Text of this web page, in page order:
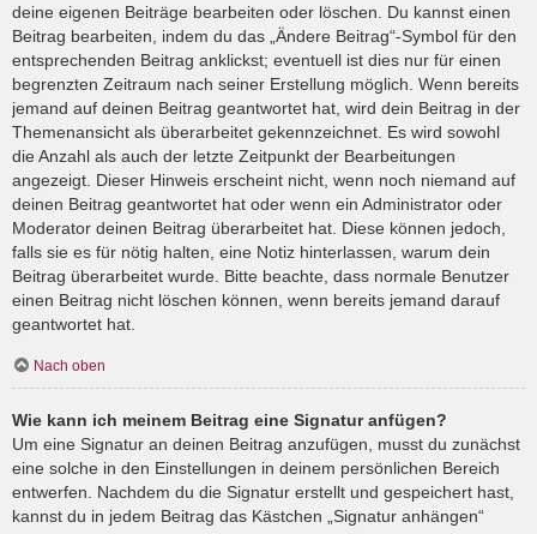
deine eigenen Beiträge bearbeiten oder löschen. Du kannst einen
Beitrag bearbeiten, indem du das „Ändere Beitrag“-Symbol für den
entsprechenden Beitrag anklickst; eventuell ist dies nur für einen
begrenzten Zeitraum nach seiner Erstellung möglich. Wenn bereits
jemand auf deinen Beitrag geantwortet hat, wird dein Beitrag in der
Themenansicht als überarbeitet gekennzeichnet. Es wird sowohl
die Anzahl als auch der letzte Zeitpunkt der Bearbeitungen
angezeigt. Dieser Hinweis erscheint nicht, wenn noch niemand auf
deinen Beitrag geantwortet hat oder wenn ein Administrator oder
Moderator deinen Beitrag überarbeitet hat. Diese können jedoch,
falls sie es für nötig halten, eine Notiz hinterlassen, warum dein
Beitrag überarbeitet wurde. Bitte beachte, dass normale Benutzer
einen Beitrag nicht löschen können, wenn bereits jemand darauf
geantwortet hat.
Nach oben
Wie kann ich meinem Beitrag eine Signatur anfügen?
Um eine Signatur an deinen Beitrag anzufügen, musst du zunächst
eine solche in den Einstellungen in deinem persönlichen Bereich
entwerfen. Nachdem du die Signatur erstellt und gespeichert hast,
kannst du in jedem Beitrag das Kästchen „Signatur anhängen“